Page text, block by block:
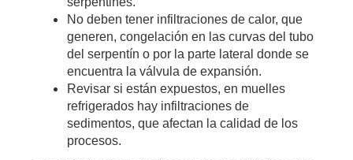
No deben tener infiltraciones de calor, que
generen, congelación en las curvas del tubo
del serpentín o por la parte lateral donde se
encuentra la válvula de expansión.
Revisar si están expuestos, en muelles
refrigerados hay infiltraciones de
sedimentos, que afectan la calidad de los
procesos.